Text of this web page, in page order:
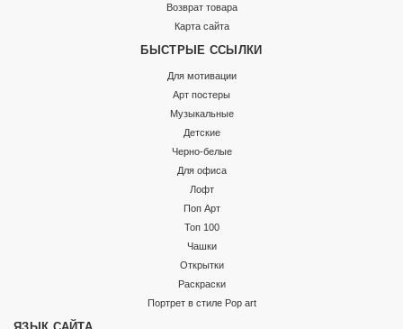
Возврат товара
Карта сайта
БЫСТРЫЕ ССЫЛКИ
Для мотивации
Арт постеры
Музыкальные
Детские
Черно-белые
Для офиса
Лофт
Поп Арт
Топ 100
Чашки
Открытки
Раскраски
Портрет в стиле Pop art